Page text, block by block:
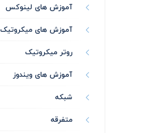
آموزش های لینوکس
آموزش های میکروتیک
روتر میکروتیک
آموزش های ویندوز
شبکه
متفرقه